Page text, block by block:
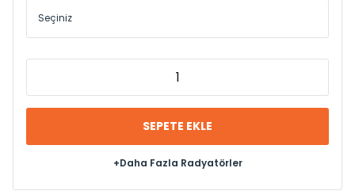
SEPETE EKLE
+Daha Fazla Radyatörler